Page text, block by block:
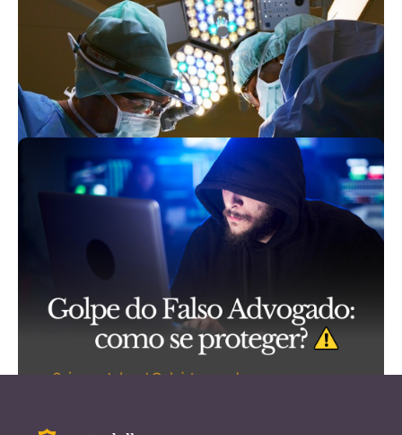
Obrigação do médico nas
cirurgias de laqueadura